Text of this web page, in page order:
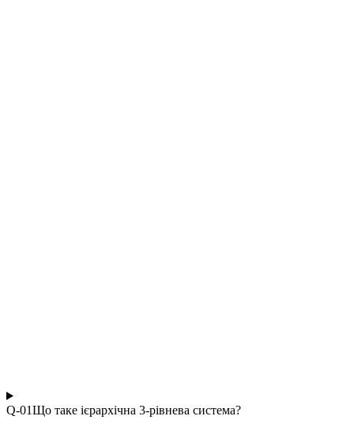
Q-01Що таке ієрархічна 3-рівнева система?